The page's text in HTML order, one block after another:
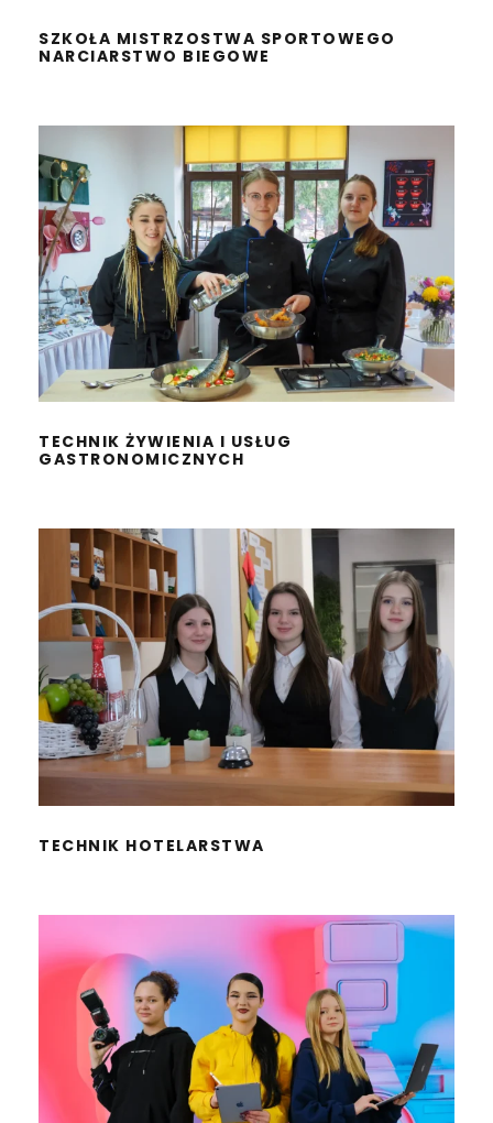
SZKOŁA MISTRZOSTWA SPORTOWEGO
NARCIARSTWO BIEGOWE
TECHNIK ŻYWIENIA I USŁUG
GASTRONOMICZNYCH
TECHNIK ŻYWIENIA I USŁUG
GASTRONOMICZNYCH
TECHNIK HOTELARSTWA
TECHNIK HOTELARSTWA
LICEUM OGÓLNOKSZTAŁCĄCE
REKLAMA I MEDIA